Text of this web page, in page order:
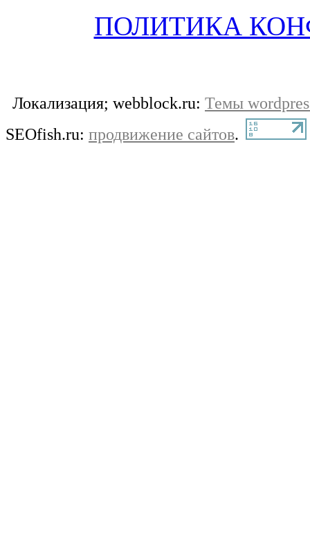
ПОЛИТИКА
Локализация; webblock.ru: Темы
SEOfish.ru: продвижение сайтов.